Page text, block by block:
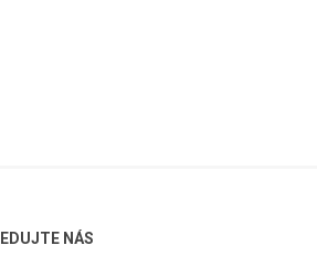
NÁS